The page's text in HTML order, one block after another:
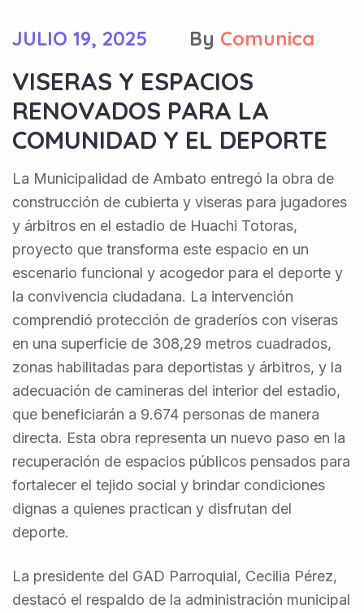
JULIO 19, 2025 By Comunica
VISERAS Y ESPACIOS
RENOVADOS PARA LA
COMUNIDAD Y EL DEPORTE
La Municipalidad de Ambato entregó la obra de
construcción de cubierta y viseras para jugadores
y árbitros en el estadio de Huachi Totoras,
proyecto que transforma este espacio en un
escenario funcional y acogedor para el deporte y
la convivencia ciudadana. La intervención
comprendió protección de graderíos con viseras
en una superficie de 308,29 metros cuadrados,
zonas habilitadas para deportistas y árbitros, y la
adecuación de camineras del interior del estadio,
que beneficiarán a 9.674 personas de manera
directa. Esta obra representa un nuevo paso en la
recuperación de espacios públicos pensados para
fortalecer el tejido social y brindar condiciones
dignas a quienes practican y disfrutan del
deporte.
La presidente del GAD Parroquial, Cecilia Pérez,
destacó el respaldo de la administración municipal